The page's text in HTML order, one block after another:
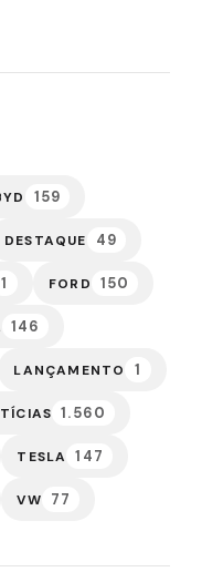
159
DESTAQUE 49
1 FORD 150
146
LANÇAMENTO 1
1.560
TESLA 147
VW 77